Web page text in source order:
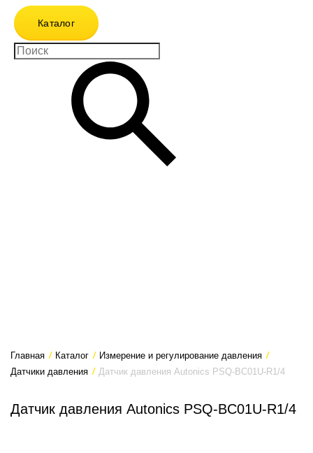
Каталог
Главная / Каталог / Измерение и регулирование давления /
Датчики давления / Датчик давления Autonics PSQ-BC01U-R1/4
Датчик давления Autonics PSQ-BC01U-R1/4